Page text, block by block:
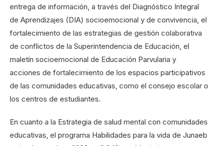
entrega de información, a través del Diagnóstico Integral
de Aprendizajes (DIA) socioemocional y de convivencia, el
fortalecimiento de las estrategias de gestión colaborativa
de conflictos de la Superintendencia de Educación, el
maletín socioemocional de Educación Parvularia y
acciones de fortalecimiento de los espacios participativos
de las comunidades educativas, como el consejo escolar o
los centros de estudiantes.
En cuanto a la Estrategia de salud mental con comunidades
educativas, el programa Habilidades para la vida de Junaeb